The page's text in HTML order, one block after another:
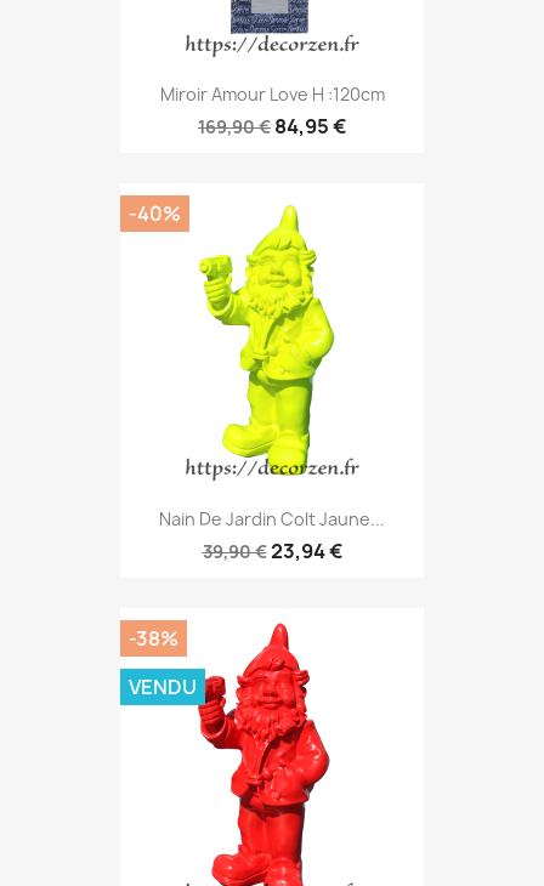
Miroir Amour Love H :120cm
169,90 € 84,95 €
Nain De Jardin Colt Jaune...
39,90 €23,94 €
-40%
-38%
VENDU